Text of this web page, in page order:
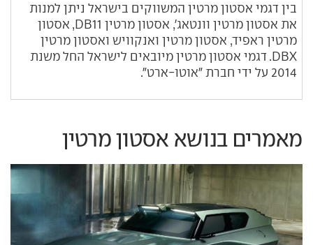
בין דגמי אסטון מרטין המשווקים בישראל ניתן למנות
את אסטון מרטין וונטאג', אסטון מרטין DB11, אסטון
מרטין ראפיד, אסטון מרטין ואנקוויש ואסטון מרטין
DBX. דגמי אסטון מרטין מיובאים לישראל החל משנת
2014 על ידי חברת "אוטו-ארט".
מאמרים בנושא אסטון מרטין